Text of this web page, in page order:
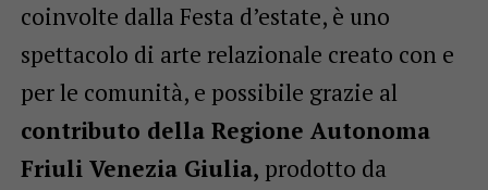
coinvolte dalla Festa d’estate, è uno
spettacolo di arte relazionale creato con e
per le comunità, e possibile grazie al
contributo della Regione Autonoma
Friuli Venezia Giulia, prodotto da